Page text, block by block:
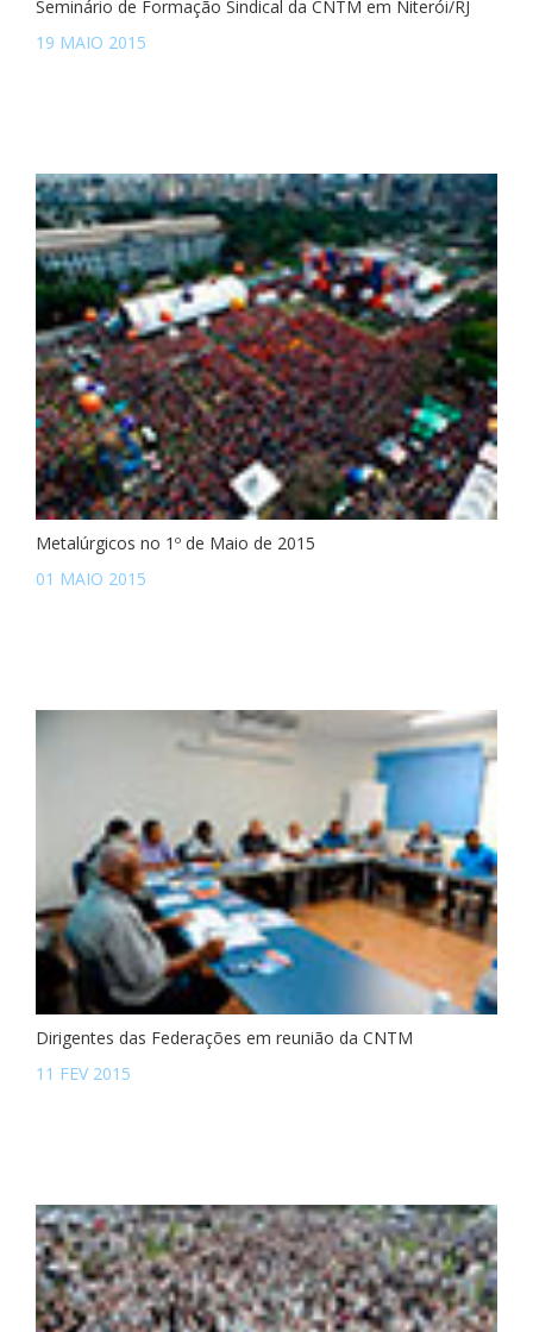
Seminário de Formação Sindical da CNTM em Niterói/RJ
19 MAIO 2015
Metalúrgicos no 1º de Maio de 2015
01 MAIO 2015
Dirigentes das Federações em reunião da CNTM
11 FEV 2015